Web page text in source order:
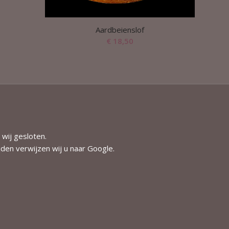
Aardbeienslof
€ 18,50
gesloten.
verwijzen wij u naarGoogle.